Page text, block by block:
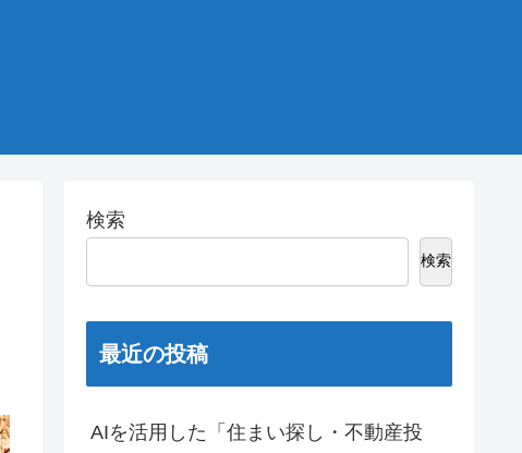
検索
検索
最近の投稿
AIを活用した「住まい探し・不動産投